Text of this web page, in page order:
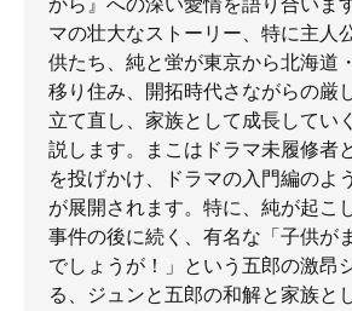
マの壮大なストーリー、特に主人
供たち、純と蛍が東京から北海道
移り住み、開拓時代さながらの厳
立て直し、家族として成長してい
説します。まこはドラマ未履修者
を投げかけ、ドラマの入門編のよ
が展開されます。特に、純が起こ
事件の後に続く、有名な「子供が
でしょうが！」という五郎の激昂
る、ジュンと五郎の和解と家族と